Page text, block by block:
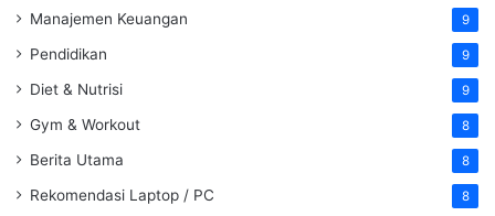
Manajemen Keuangan 9
Pendidikan 9
Diet & Nutrisi 9
Gym & Workout 8
Berita Utama 8
Rekomendasi Laptop / PC 8